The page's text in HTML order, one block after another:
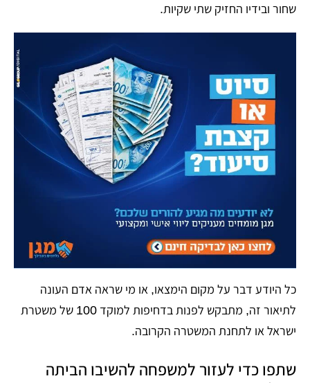
שחור ובידיו החזיק שתי שקיות.
כל היודע דבר על מקום הימצאו, או מי שראה אדם העונה
לתיאור זה, מתבקש לפנות בדחיפות למוקד 100 של משטרת
ישראל או לתחנת המשטרה הקרובה.
שתפו כדי לעזור למשפחה להשיבו הביתה